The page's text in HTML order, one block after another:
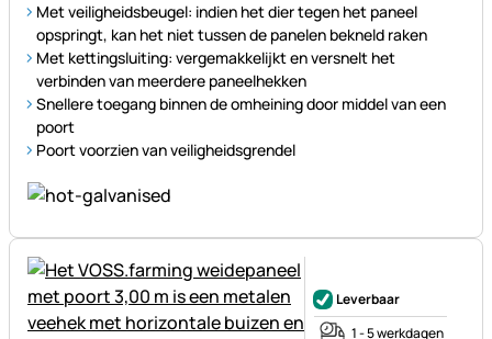
Met veiligheidsbeugel: indien het dier tegen het paneel
opspringt, kan het niet tussen de panelen bekneld raken
Met kettingsluiting: vergemakkelijkt en versnelt het
verbinden van meerdere paneelhekken
Snellere toegang binnen de omheining door middel van een
poort
Poort voorzien van veiligheidsgrendel
Leverbaar
1 - 5 werkdagen